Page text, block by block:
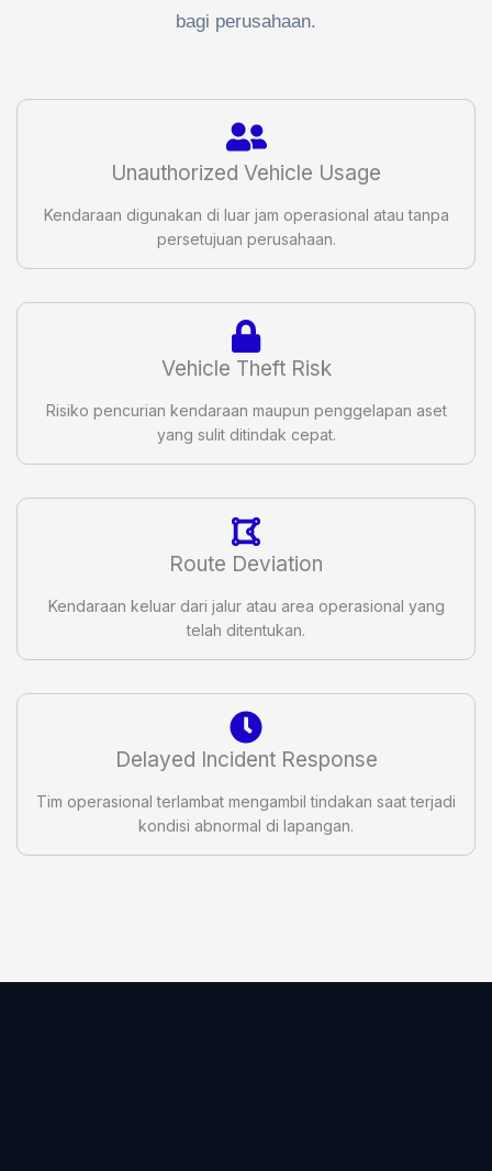
bagi perusahaan.
Unauthorized Vehicle Usage
Kendaraan digunakan di luar jam operasional atau tanpa
persetujuan perusahaan.
Vehicle Theft Risk
Risiko pencurian kendaraan maupun penggelapan aset
yang sulit ditindak cepat.
Route Deviation
Kendaraan keluar dari jalur atau area operasional yang
telah ditentukan.
Delayed Incident Response
Tim operasional terlambat mengambil tindakan saat terjadi
kondisi abnormal di lapangan.